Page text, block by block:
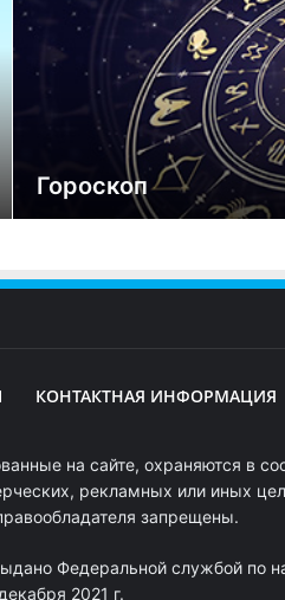
Гороскоп
КОНТАКТНАЯ ИНФОРМАЦИЯ
на сайте, охраняются в
рекламных или иных
запрещены.
Федеральной службой по
2021 г.